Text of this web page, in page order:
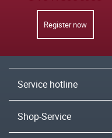
Register now
Service hotline
Shop-Service